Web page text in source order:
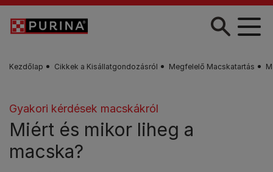
Skip to main content
Kezdőlap Cikkek a Kisállatgondozásról Megfelelő Macskatartás
Gyakori kérdések macskákról
Miért és mikor liheg a
macska?